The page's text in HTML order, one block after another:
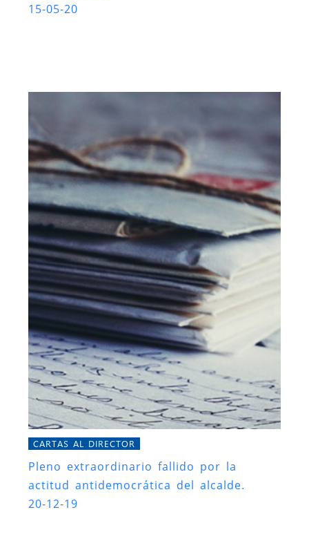
15-05-20
CARTAS AL DIRECTOR
Pleno extraordinario fallido por la
actitud antidemocrática del alcalde.
20-12-19